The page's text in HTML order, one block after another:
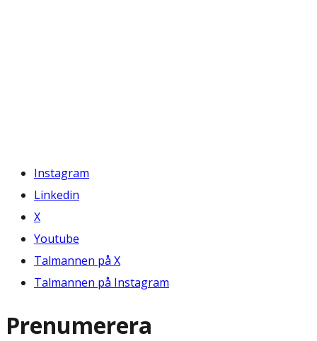
Instagram
Linkedin
X
Youtube
Talmannen på X
Talmannen på Instagram
Prenumerera